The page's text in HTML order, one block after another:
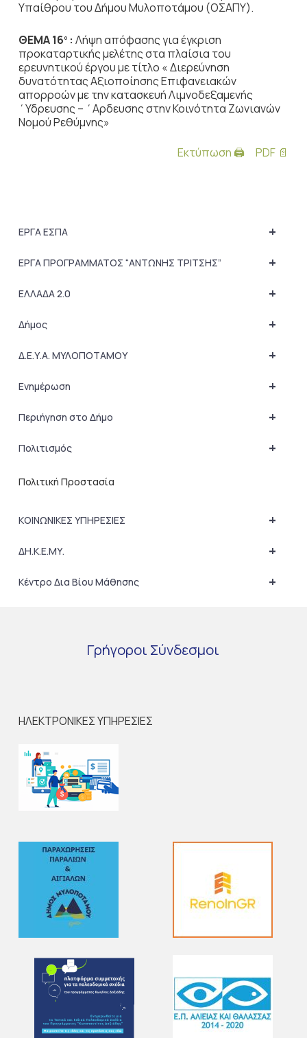
Υπαίθρου του Δήμου Μυλοποτάμου (ΟΣΑΠΥ).
ΘΕΜΑ 16ο: Λήψη απόφασης για έγκριση
προκαταρτικής μελέτης στα πλαίσια του
ερευνητικού έργου με τίτλο « Διερεύνηση
δυνατότητας Αξιοποίησης Επιφανειακών
απορροών με την κατασκευή Λιμνοδεξαμενής
΄Υδρευσης – ΄Αρδευσης στην Κοινότητα Ζωνιανών
Νομού Ρεθύμνης»
Εκτύπωση 🖨
PDF 📄
+
ΕΡΓΑ ΕΣΠΑ
+
ΕΡΓΑ ΠΡΟΓΡΑΜΜΑΤΟΣ “ΑΝΤΩΝΗΣ ΤΡΙΤΣΗΣ”
+
ΕΛΛΑΔΑ 2.0
+
Δήμος
+
Δ.Ε.Υ.Α. ΜΥΛΟΠΟΤΑΜΟΥ
+
Ενημέρωση
+
Περιήγηση στο Δήμο
+
Πολιτισμός
Πολιτική Προστασία
+
ΚΟΙΝΩΝΙΚΕΣ ΥΠΗΡΕΣΙΕΣ
+
ΔΗ.Κ.Ε.ΜΥ.
+
Κέντρο Δια Βίου Μάθησης
Γρήγοροι Σύνδεσμοι
ΗΛΕΚΤΡΟΝΙΚΕΣ ΥΠΗΡΕΣΙΕΣ